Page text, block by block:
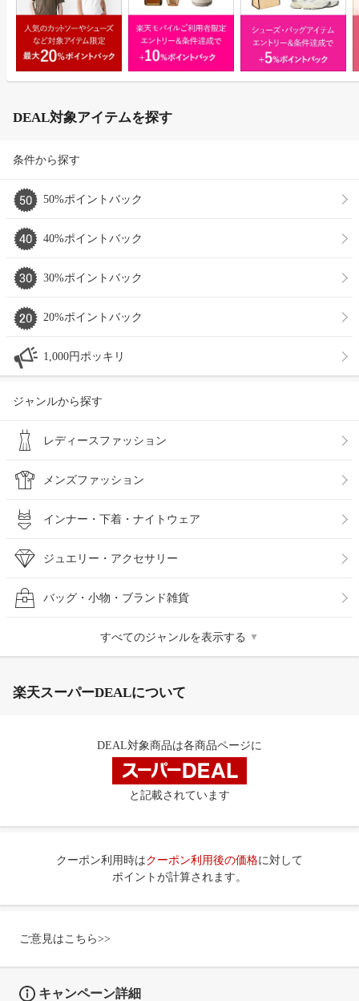
DEAL対象アイテムを探す
条件から探す
50%ポイントバック
40%ポイントバック
30%ポイントバック
20%ポイントバック
1,000円ポッキリ
ジャンルから探す
レディースファッション
メンズファッション
インナー・下着・ナイトウェア
ジュエリー・アクセサリー
バッグ・小物・ブランド雑貨
すべてのジャンルを表示する ▼
楽天スーパーDEALについて
DEAL対象商品は各商品ページに
と記載されています
クーポン利用時はクーポン利用後の価格に対して
ポイントが計算されます。
ご意見はこちら>>
キャンペーン詳細